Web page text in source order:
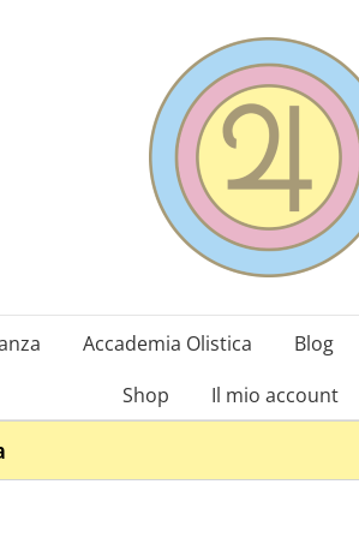
Accademia Olistica Blog
Shop
Il mio account